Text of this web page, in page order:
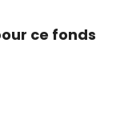
ce fonds